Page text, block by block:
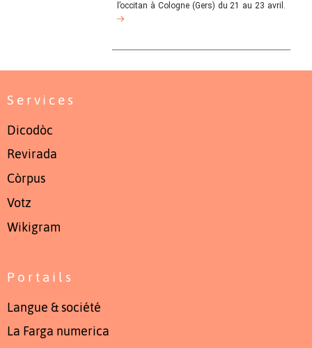
l’occitan à Cologne (Gers) du 21 au 23 avril.
Services
Dicodòc
Revirada
Còrpus
Votz
Wikigram
Portails
Langue & société
La Farga numerica